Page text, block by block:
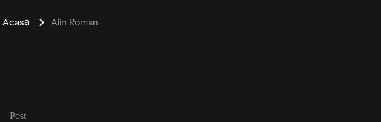
Acasă Alin Roman
Post